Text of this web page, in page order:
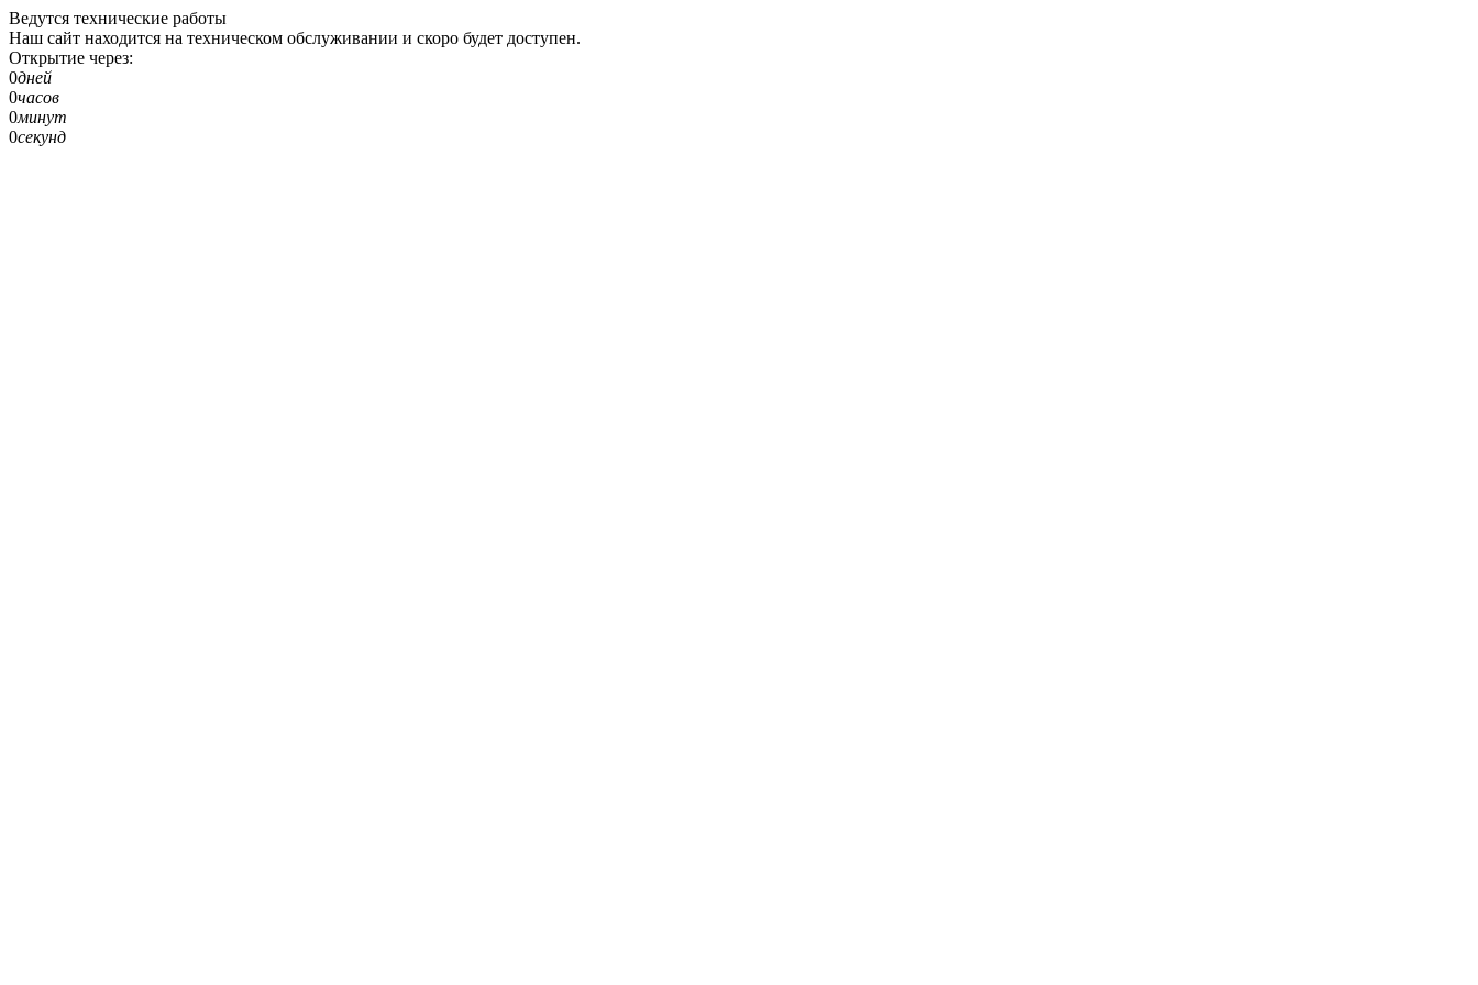
Ведутся технические работы
Наш сайт находится на техническом обслуживании и скоро будет доступен.
Открытие через:
0дней
0часов
0минут
0секунд